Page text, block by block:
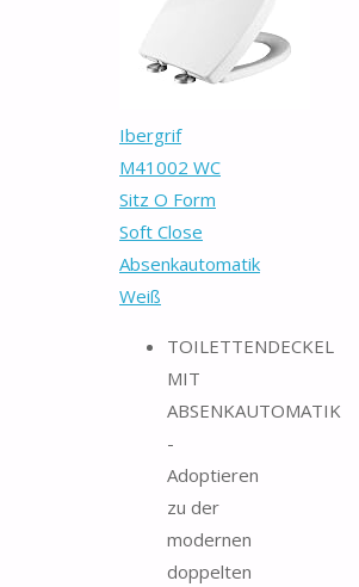
Ibergrif
M41002 WC
Sitz O Form
Soft Close
Absenkautomatik
Weiß
TOILETTENDECKEL
MIT
ABSENKAUTOMATIK
-
Adoptieren
zu der ​
modernen
doppelten